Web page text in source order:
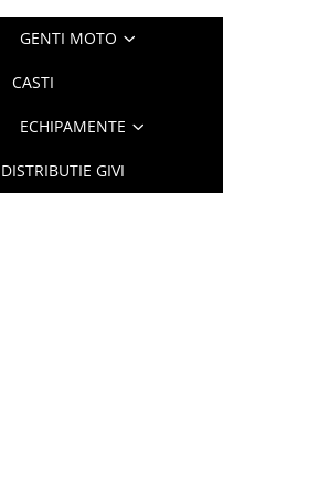
GENTI MOTO
CASTI
ECHIPAMENTE
DISTRIBUTIE GIVI